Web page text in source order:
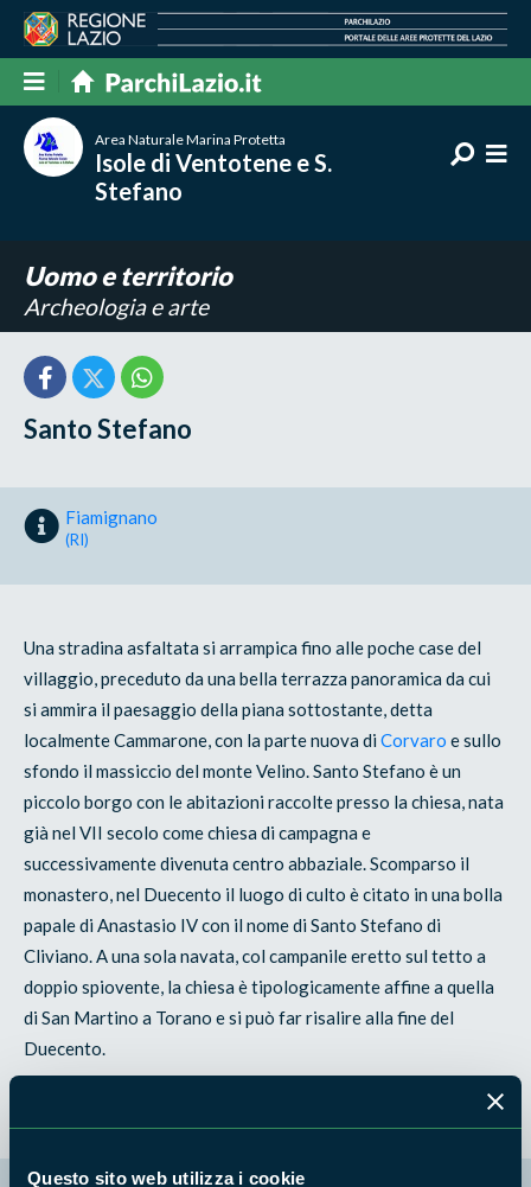
Questo sito web utilizza i cookie
Area Naturale Marina Protetta
Isole di Ventotene e S.
Stefano
Uomo e territorio
Archeologia e arte
Santo Stefano
Fiamignano
(RI)
Una stradina asfaltata si arrampica fino alle poche case del
villaggio, preceduto da una bella terrazza panoramica da cui
si ammira il paesaggio della piana sottostante, detta
localmente Cammarone, con la parte nuova diCorvaroe sullo
sfondo il massiccio del monte Velino. Santo Stefano è un
piccolo borgo con le abitazioni raccolte presso la chiesa, nata
già nel VII secolo come chiesa di campagna e
successivamente divenuta centro abbaziale. Scomparso il
monastero, nel Duecento il luogo di culto è citato in una bolla
papale di Anastasio IV con il nome di Santo Stefano di
Cliviano. A una sola navata, col campanile eretto sul tetto a
doppio spiovente, la chiesa è tipologicamente affine a quella
di San Martino a Torano e si può far risalire alla fine del
Duecento.